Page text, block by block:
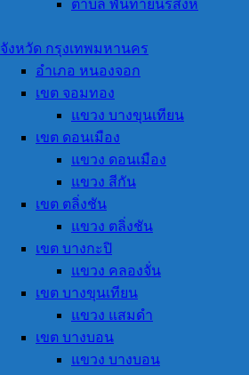
ตำบล พันท้ายนรสิงห์
จังหวัด กรุงเทพมหานคร
อำเภอ หนองจอก
เขต จอมทอง
แขวง บางขุนเทียน
เขต ดอนเมือง
แขวง ดอนเมือง
แขวง สีกัน
เขต ตลิ่งชัน
แขวง ตลิ่งชัน
เขต บางกะปิ
แขวง คลองจั่น
เขต บางขุนเทียน
แขวง แสมดำ
เขต บางบอน
แขวง บางบอน